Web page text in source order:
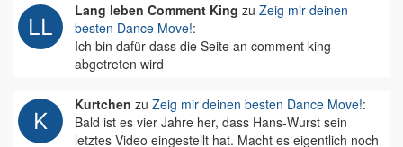
Lang leben Comment King zu Zeig mir deinen
besten Dance Move!:
Ich bin dafür dass die Seite an comment king
abgetreten wird
Kurtchen zu Zeig mir deinen besten Dance Move!:
Bald ist es vier Jahre her, dass Hans-Wurst sein
letztes Video eingestellt hat. Macht es eigentlich noch